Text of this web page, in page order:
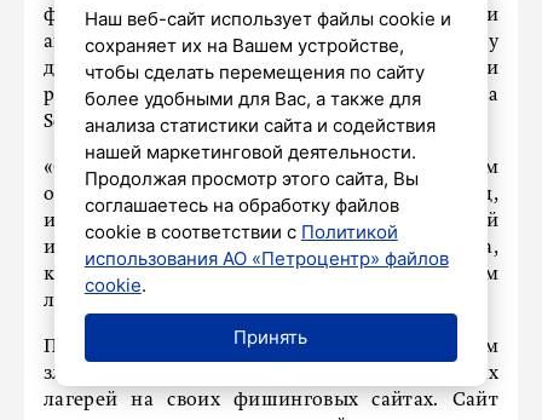
фишинговые сайты под страницы отелей и
авиакомпаний, а также используют тему
детских лагерей, сообщила РИА Новости
руководитель группы защиты бренда Angara
Security Мария Михайлова.
«Одной из самых распространенных схем
остается создание поддельных страниц,
имитирующих сайты известных авиакомпаний
и туроператоров», – рассказала она,
комментируя уловки злоумышленников этим
летом.
Помимо этого, она заявила, что также летом
злоумышленники используют тему детских
лагерей на своих фишинговых сайтах. Сайт
Наш веб-сайт использует файлы cookie и
сохраняет их на Вашем устройстве,
чтобы сделать перемещения по сайту
более удобными для Вас, а также для
анализа статистики сайта и содействия
нашей маркетинговой деятельности.
Продолжая просмотр этого сайта, Вы
соглашаетесь на обработку файлов
cookie в соответствии с Политикой
использования АО «Петроцентр» файлов
cookie.
Принять